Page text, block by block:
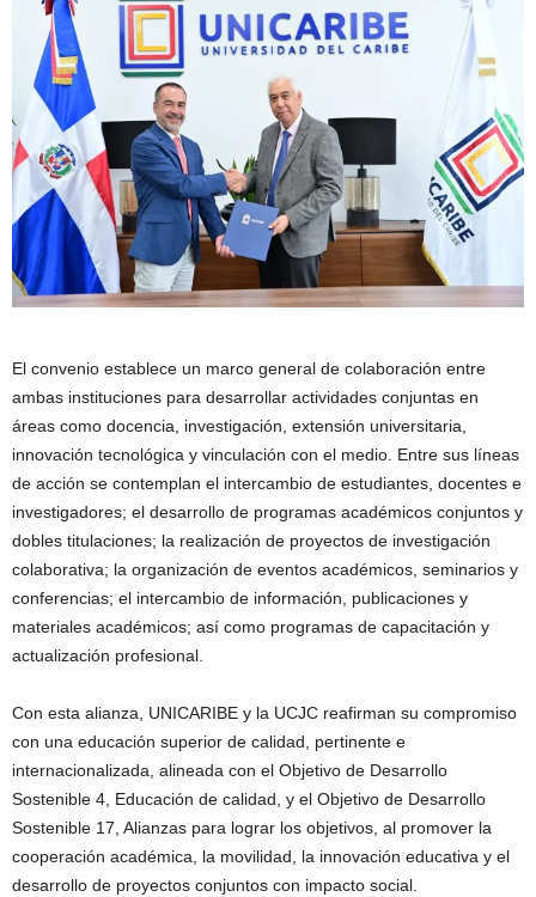
El convenio establece un marco general de colaboración entre
ambas instituciones para desarrollar actividades conjuntas en
áreas como docencia, investigación, extensión universitaria,
innovación tecnológica y vinculación con el medio. Entre sus líneas
de acción se contemplan el intercambio de estudiantes, docentes e
investigadores; el desarrollo de programas académicos conjuntos y
dobles titulaciones; la realización de proyectos de investigación
colaborativa; la organización de eventos académicos, seminarios y
conferencias; el intercambio de información, publicaciones y
materiales académicos; así como programas de capacitación y
actualización profesional.
Con esta alianza, UNICARIBE y la UCJC reafirman su compromiso
con una educación superior de calidad, pertinente e
internacionalizada, alineada con el Objetivo de Desarrollo
Sostenible 4, Educación de calidad, y el Objetivo de Desarrollo
Sostenible 17, Alianzas para lograr los objetivos, al promover la
cooperación académica, la movilidad, la innovación educativa y el
desarrollo de proyectos conjuntos con impacto social.